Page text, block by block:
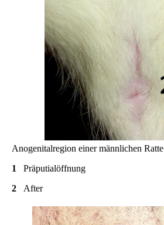
Anogenitalregion einer männlichen Ratte
1
Präputialöffnung
2 After